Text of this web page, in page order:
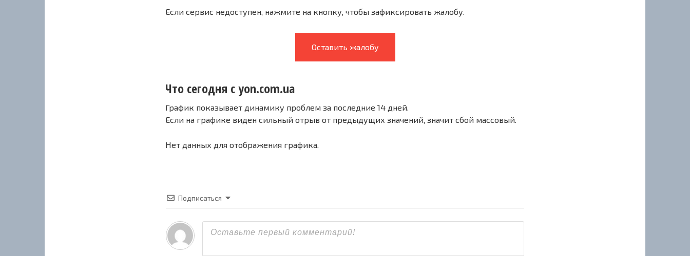
Если сервис недоступен, нажмите на кнопку, чтобы зафиксировать жалобу.
Оставить жалобу
Что сегодня с yon.com.ua
График показывает динамику проблем за последние 14 дней.
Если на графике виден сильный отрыв от предыдущих значений, значит сбой массовый.
Нет данных для отображения графика.
Подписаться